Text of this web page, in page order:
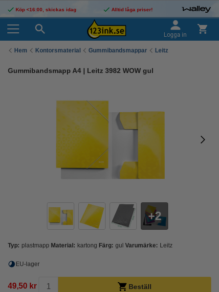
Köp <16:00, skickas idag Alltid låga priser!
Logga in
Hem Kontorsmaterial Gummibandsmappar Leitz
Gummibandsmapp A4 | Leitz 3982 WOW gul
2
Typ: plastmapp Material: kartong Färg: gul Varumärke: Leitz
EU-lager
49,50 kr Beställ